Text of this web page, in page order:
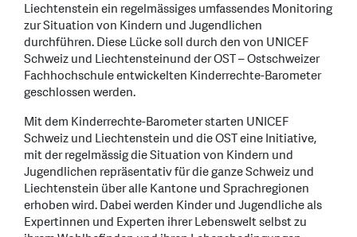
Liechtenstein ein regelmässiges umfassendes Monitoring
zur Situation von Kindern und Jugendlichen
durchführen. Diese Lücke soll durch den von UNICEF
Schweiz und Liechtensteinund der OST – Ostschweizer
Fachhochschule entwickelten Kinderrechte-Barometer
geschlossen werden.
Mit dem Kinderrechte-Barometer starten UNICEF
Schweiz und Liechtenstein und die OST eine Initiative,
mit der regelmässig die Situation von Kindern und
Jugendlichen repräsentativ für die ganze Schweiz und
Liechtenstein über alle Kantone und Sprachregionen
erhoben wird. Dabei werden Kinder und Jugendliche als
Expertinnen und Experten ihrer Lebenswelt selbst zu